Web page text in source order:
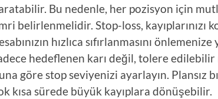
Bu nedenle, her pozisyon için
belirlenmelidir. Stop-loss, kayıplarınızı
hızlıca sıfırlanmasını
hedeflenen karı değil, tolere edilebilir
göre stop seviyenizi ayarlayın. Plansız
kısa sürede büyük kayıplara dönüşebilir.